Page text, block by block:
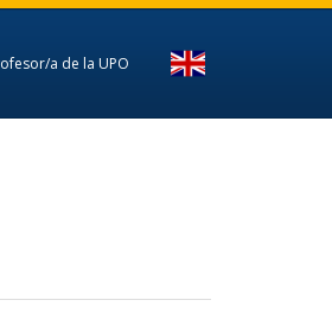
a de la UPO